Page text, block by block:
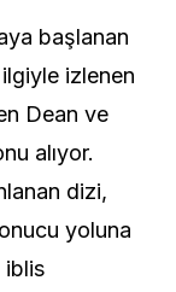
başlanan
izlenen
Dean ve
alıyor.
dizi,
yoluna
iblis